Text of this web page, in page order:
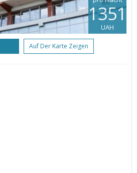
1351
UAH
Auf Der Karte Zeigen